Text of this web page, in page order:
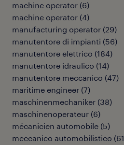
machine operator (6)
machine operator (4)
manufacturing operator (29)
manutentore di impianti (56)
manutentore elettrico (184)
manutentore idraulico (14)
manutentore meccanico (47)
maritime engineer (7)
maschinenmechaniker (38)
maschinenoperateur (6)
mécanicien automobile (5)
meccanico automobilistico (61